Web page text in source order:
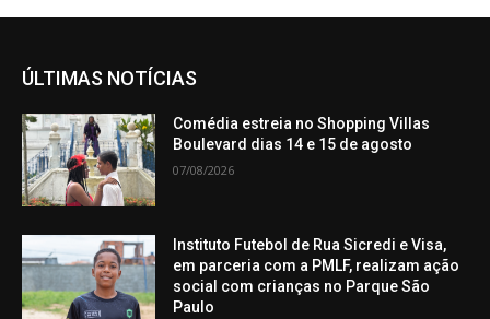
ÚLTIMAS NOTÍCIAS
Comédia estreia no Shopping Villas
Boulevard dias 14 e 15 de agosto
07/08/2026
Instituto Futebol de Rua Sicredi e Visa,
em parceria com a PMLF, realizam ação
social com crianças no Parque São
Paulo